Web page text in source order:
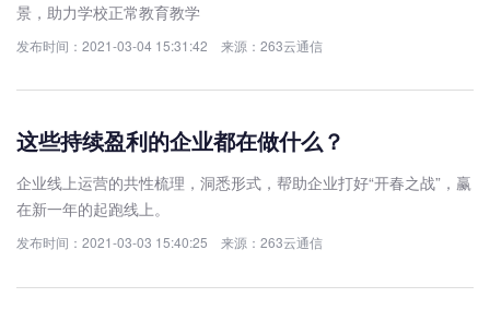
景，助力学校正常教育教学
发布时间：2021-03-04 15:31:42 来源：263云通信
这些持续盈利的企业都在做什么？
企业线上运营的共性梳理，洞悉形式，帮助企业打好“开春之战”，赢
在新一年的起跑线上。
发布时间：2021-03-03 15:40:25 来源：263云通信